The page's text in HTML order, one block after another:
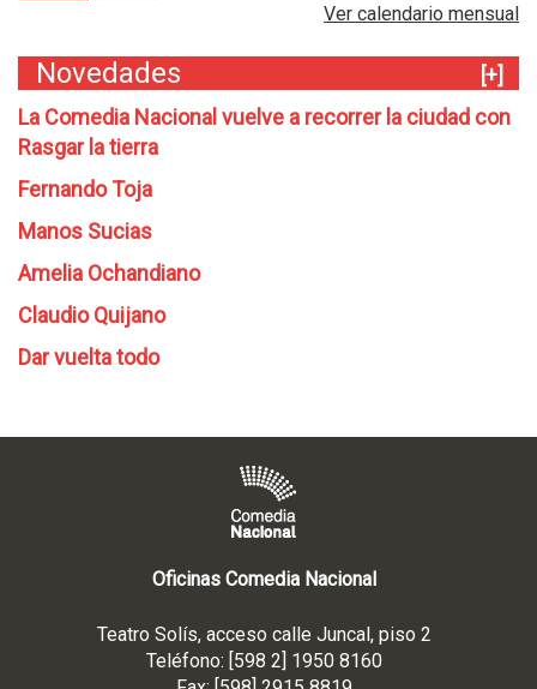
Ver calendario mensual
Novedades
[+]
La Comedia Nacional vuelve a recorrer la ciudad con
Rasgar la tierra
Fernando Toja
Manos Sucias
Amelia Ochandiano
Claudio Quijano
Dar vuelta todo
Oficinas Comedia Nacional
Teatro Solís, acceso calle Juncal, piso 2
Teléfono: [598 2] 1950 8160